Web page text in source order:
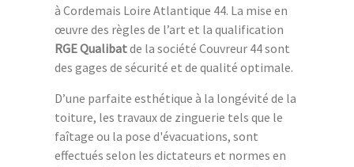
à Cordemais Loire Atlantique 44. La mise en
œuvre des règles de l’art et la qualification
RGE Qualibatde la société Couvreur 44 sont
des gages de sécurité et de qualité optimale.
D’une parfaite esthétique à la longévité de la
toiture, les travaux de zinguerie tels que le
faîtage ou la pose d'évacuations, sont
effectués selon les dictateurs et normes en